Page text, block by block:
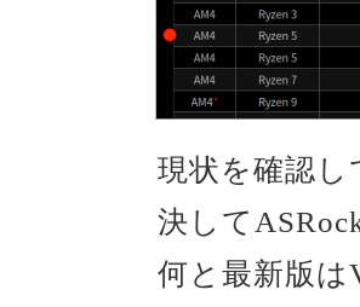
現状を確認し
決して
何と最新版は